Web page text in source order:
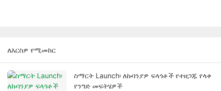
ለእርስዎ የሚመከር
ስማርት Launch፡ ለኩባንያዎ ፍላጎቶች የተዘጋጁ የላቀ
የንግድ መፍትሄዎች